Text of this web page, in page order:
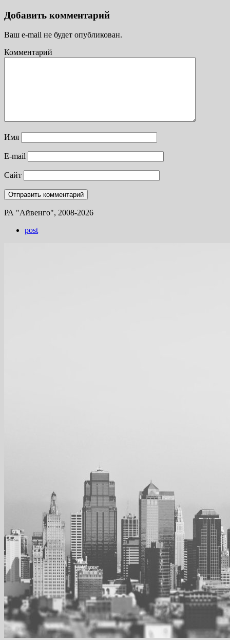
Добавить комментарий
Ваш e-mail не будет опубликован.
Комментарий
Имя
E-mail
Сайт
РА "Айвенго", 2008-2026
post